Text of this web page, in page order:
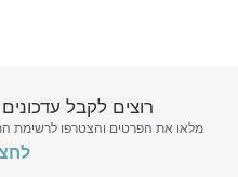
רוצים לקבל
מלאו את הפרטים והצטרפו לרשימת